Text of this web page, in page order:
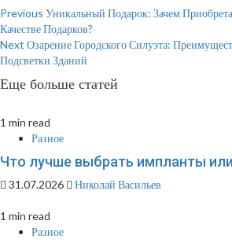
Continue
Reading
Previous Уникальный Подарок: Зачем
Качестве Подарков?
Next Озарение Городского Силуэта:
Подсветки Зданий
Еще больше статей
1 min read
Разное
Что лучше выбрать импланты
31.07.2026 Николай Васильев
1 min read
Разное